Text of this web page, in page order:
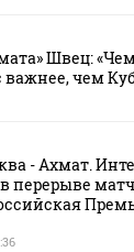
Швец:
важнее, чем
- Ахмат.
перерыве